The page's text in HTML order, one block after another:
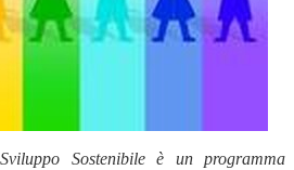
Sostenibile è un programma